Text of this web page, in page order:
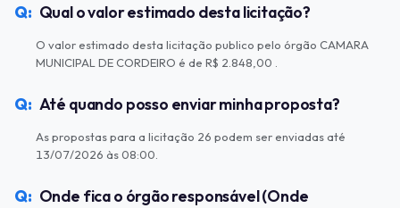
Qual o valor estimado desta licitação?
O valor estimado desta licitação publico pelo órgão CAMARA
MUNICIPAL DE CORDEIRO é de R$ 2.848,00 .
Até quando posso enviar minha proposta?
As propostas para a licitação 26 podem ser enviadas até
13/07/2026 às 08:00.
Onde fica o órgão responsável (Onde